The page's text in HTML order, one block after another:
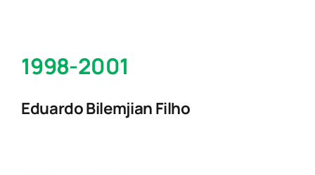
1998-2001
Eduardo Bilemjian Filho